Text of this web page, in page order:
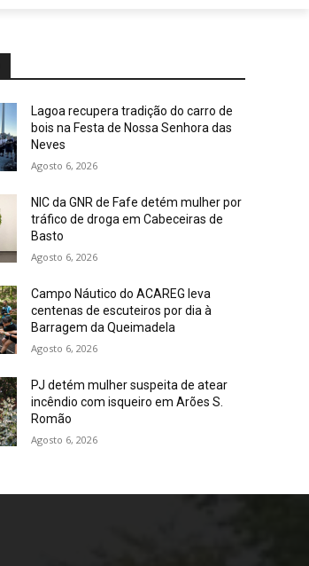
Lagoa recupera tradição do carro de
bois na Festa de Nossa Senhora das
Neves
Agosto 6, 2026
NIC da GNR de Fafe detém mulher por
tráfico de droga em Cabeceiras de
Basto
Agosto 6, 2026
Campo Náutico do ACAREG leva
centenas de escuteiros por dia à
Barragem da Queimadela
Agosto 6, 2026
PJ detém mulher suspeita de atear
incêndio com isqueiro em Arões S.
Romão
Agosto 6, 2026